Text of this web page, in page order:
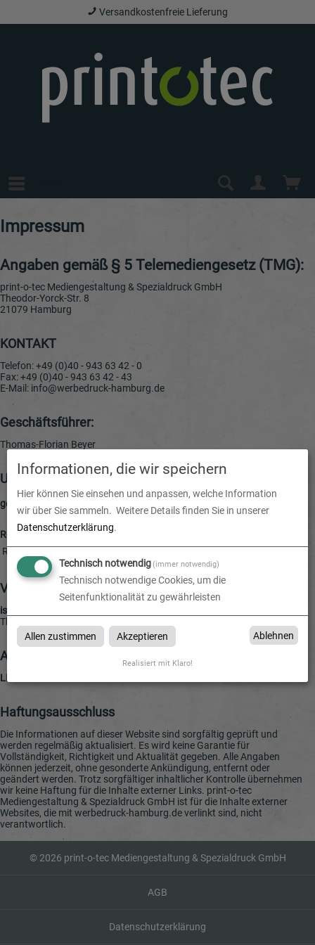
Versandkostenfreie Lieferung
Impressum
Angaben gemäß § 5 Telemediengesetz (TMG):
print-o-tec Mediengestaltung & Spezialdruck GmbH
Theodor-Yorck-Str. 8
21079 Hamburg
KONTAKT
Telefon: +49 (0)40 - 943 63 42 - 0
Fax: +49 (0)40 - 943 63 42 - 43
E-Mail: info@werbedruck-hamburg.de
Geschäftsführer:
Thomas-Florian Beyer
Umsatzsteuer-Identifikationsnummer
gemäß § 27 a Umsatzsteuergesetz (UStG):
Registergericht/-Nummer:
Registergericht Hamburg | HRB145972
Verantwortlicher für den Inhalt
ist gemäß § 55 Abs. 2 RStV:
Thomas-Florian Beyer (Anschrift s.o.)
Allgemeine Geschäftsbedingungen (AGB)
LINK
Haftungsausschluss
Die Informationen auf dieser Website sind sorgfältig geprüft und
werden regelmäßig aktualisiert. Es wird keine Garantie für
Vollständigkeit, Richtigkeit und Aktualität gegeben. Alle Angaben
können jederzeit, ohne gesonderte Ankündigung, entfernt oder
geändert werden. Trotz sorgfältiger inhaltlicher Kontrolle übernehmen
wir keine Haftung für die Inhalte externer Links. print-o-tec
Mediengestaltung & Spezialdruck GmbH ist für die Inhalte externer
Websites, die mit werbedruck-hamburg.de verlinkt sind, nicht
verantwortlich.
© 2026 print-o-tec Mediengestaltung & Spezialdruck GmbH
AGB
Datenschutzerklärung
Informationen, die wir speichern
Hier können Sie einsehen und anpassen, welche Information
wir über Sie sammeln. Weitere Details finden Sie in unserer
Datenschutzerklärung.
Technisch notwendig(immer notwendig)
Technisch notwendige Cookies, um die
Seitenfunktionalität zu gewährleisten
Allen zustimmen Akzeptieren Ablehnen
Realisiert mit Klaro!